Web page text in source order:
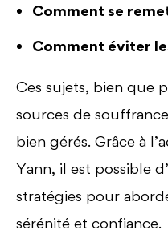
Comment se
Comment éviter
Ces sujets, bien que
sources de
bien gérés. Grâce à
Yann, il est possible
stratégies pour
sérénité et confiance.